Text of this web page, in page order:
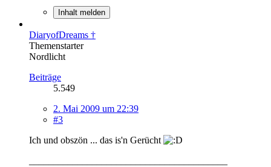
Inhalt melden
DiaryofDreams †
Themenstarter
Nordlicht
Beiträge
5.549
2. Mai 2009 um 22:39
#3
Ich und obszön ... das is'n Gerücht